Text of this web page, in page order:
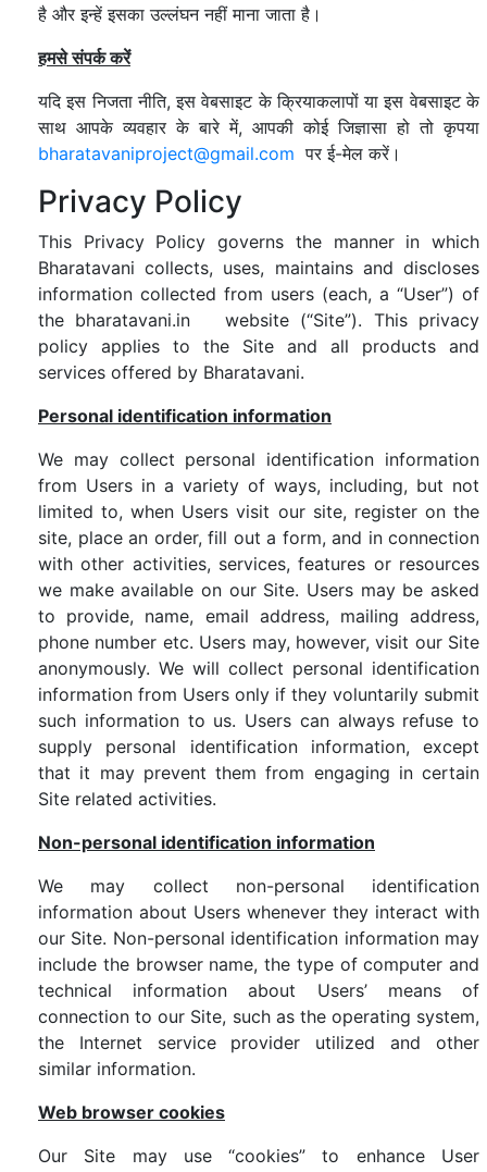
है और इन्हें इसका उल्लंघन नहीं माना जाता है।
हमसे संपर्क करें
यदि इस निजता नीति, इस वेबसाइट के क्रियाकलापों या इस वेबसाइट के
साथ आपके व्यवहार के बारे में, आपकी कोई जिज्ञासा हो तो कृपया
bharatavaniproject@gmail.com पर ई-मेल करें।
Privacy Policy
This Privacy Policy governs the manner in which
Bharatavani collects, uses, maintains and discloses
information collected from users (each, a “User”) of
the bharatavani.in website (“Site”). This privacy
policy applies to the Site and all products and
services offered by Bharatavani.
Personal identification information
We may collect personal identification information
from Users in a variety of ways, including, but not
limited to, when Users visit our site, register on the
site, place an order, fill out a form, and in connection
with other activities, services, features or resources
we make available on our Site. Users may be asked
to provide, name, email address, mailing address,
phone number etc. Users may, however, visit our Site
anonymously. We will collect personal identification
information from Users only if they voluntarily submit
such information to us. Users can always refuse to
supply personal identification information, except
that it may prevent them from engaging in certain
Site related activities.
Non-personal identification information
We may collect non-personal identification
information about Users whenever they interact with
our Site. Non-personal identification information may
include the browser name, the type of computer and
technical information about Users’ means of
connection to our Site, such as the operating system,
the Internet service provider utilized and other
similar information.
Web browser cookies
Our Site may use “cookies” to enhance User